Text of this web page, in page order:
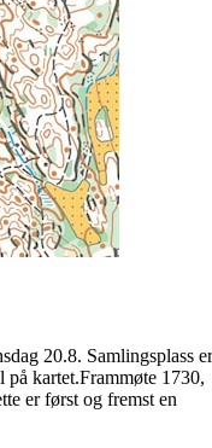
20.8. Samlingsplass er
kartet.Frammøte 1730,
er først og fremst en